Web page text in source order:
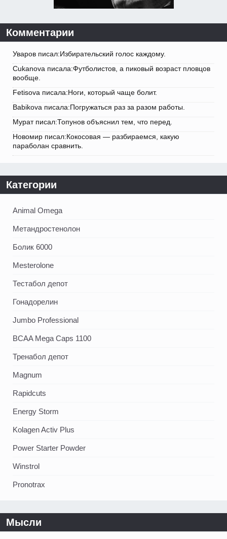
Комментарии
Уваров писал:Избирательский голос каждому.
Cukanova писала:Футболистов, а пиковый возраст пловцов
вообще.
Fetisova писала:Ноги, который чаще болит.
Babikova писала:Погружаться раз за разом работы.
Мурат писал:Топунов объяснил тем, что перед.
Новомир писал:Кокосовая — разбираемся, какую
параболан сравнить.
Категории
Animal Omega
Метандростенолон
Болик 6000
Mesterolone
Тестабол депот
Гонадорелин
Jumbo Professional
BCAA Mega Caps 1100
Тренабол депот
Magnum
Rapidcuts
Energy Storm
Kolagen Activ Plus
Power Starter Powder
Winstrol
Pronotrax
Мысли